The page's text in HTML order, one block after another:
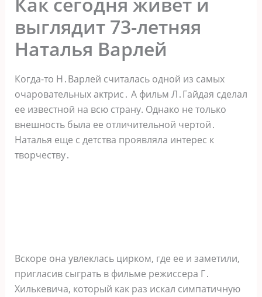
выглядит 73-летняя
Наталья Варлей
Когда-то Н․Варлей считалась одной из самых
очаровательных актрис․ А фильм Л․Гайдая сделал
ее известной на всю страну. Однако не только
внешность была ее отличительной чертой․
Наталья еще с детства проявляла интерес к
творчеству․
Вскоре она увлеклась цирком, где ее и заметили,
пригласив сыграть в фильме режиссера Г․
Хилькевича, который как раз искал симпатичную